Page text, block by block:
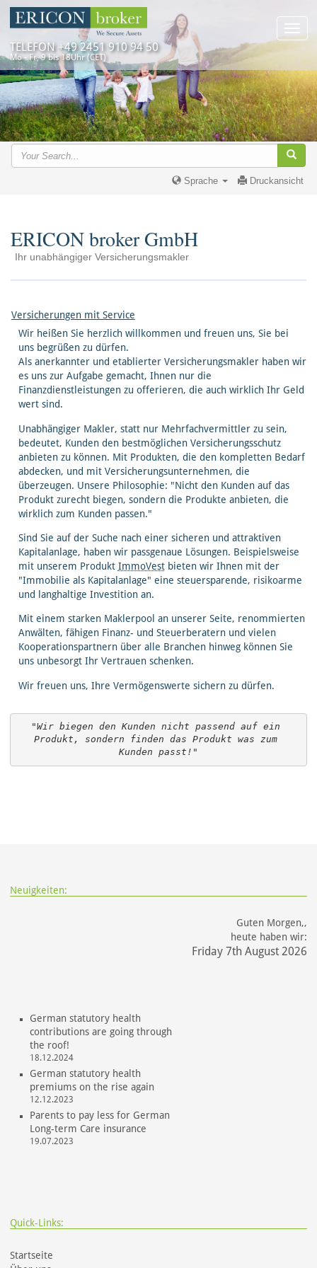
TELEFON +49 2451 910 94 50
Mo - Fr, 9 bis 18Uhr (CET)
Druckansicht
Sprache
ERICON broker GmbH
Ihr unabhängiger Versicherungsmakler
Versicherungen mit Service
Wir heißen Sie herzlich willkommen und freuen uns, Sie bei
uns begrüßen zu dürfen.
Als anerkannter und etablierter Versicherungsmakler haben wir
es uns zur Aufgabe gemacht, Ihnen nur die
Finanzdienstleistungen zu offerieren, die auch wirklich Ihr Geld
wert sind.
Unabhängiger Makler, statt nur Mehrfachvermittler zu sein,
bedeutet, Kunden den bestmöglichen Versicherungsschutz
anbieten zu können. Mit Produkten, die den kompletten Bedarf
abdecken, und mit Versicherungsunternehmen, die
überzeugen. Unsere Philosophie: "Nicht den Kunden auf das
Produkt zurecht biegen, sondern die Produkte anbieten, die
wirklich zum Kunden passen."
Sind Sie auf der Suche nach einer sicheren und attraktiven
Kapitalanlage, haben wir passgenaue Lösungen. Beispielsweise
mit unserem Produkt ImmoVestbieten wir Ihnen mit der
"Immobilie als Kapitalanlage" eine steuersparende, risikoarme
und langhaltige Investition an.
Mit einem starken Maklerpool an unserer Seite, renommierten
Anwälten, fähigen Finanz- und Steuerberatern und vielen
Kooperationspartnern über alle Branchen hinweg können Sie
uns unbesorgt Ihr Vertrauen schenken.
Wir freuen uns, Ihre Vermögenswerte sichern zu dürfen.
"Wir biegen den Kunden nicht passend auf ein
Produkt, sondern finden das Produkt was zum
Kunden passt!"
Neuigkeiten:
Guten Morgen,,
heute haben wir:
Friday 7th August 2026
German statutory health
contributions are going through
the roof!
18.12.2024
German statutory health
premiums on the rise again
12.12.2023
Parents to pay less for German
Long-term Care insurance
19.07.2023
Quick-Links:
Startseite